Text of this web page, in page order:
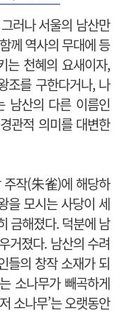
러나 서울의 남산만
께 역사의 무대에 등
는 천혜의 요새이자,
조를 구한다거나, 나
남산의 다른 이름인
관적 의미를 대변한
주작(朱雀)에 해당하
을 모시는 사당이 세
금해졌다. 덕분에 남
거졌다. 남산의 수려
들의 창작 소재가 되
소나무가 빼곡하게
소나무’는 오랫동안